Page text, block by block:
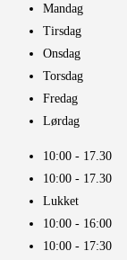
Mandag
Tirsdag
Onsdag
Torsdag
Fredag
Lørdag
10:00 - 17.30​
10:00 - 17.30​
Lukket
10:00 - 16:00​
10:00 - 17:30